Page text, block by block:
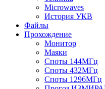
Microwaves
История УКВ
Файлы
Прохождение
Монитор
Маяки
Споты 144МГц
Споты 432МГц
Споты 1296МГц